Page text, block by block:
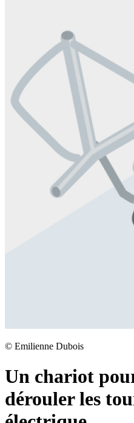
© Emilienne Dubois
Un chariot
dérouler les